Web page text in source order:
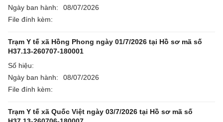
Ngày ban hành:
08/07/2026
File đính kèm:
Trạm Y tế xã Hồng Phong ngày 01/7/2026 tại Hồ sơ mã số
H37.13-260707-180001
Số hiệu:
Ngày ban hành:
08/07/2026
File đính kèm:
Trạm Y tế xã Quốc Việt ngày 03/7/2026 tại Hồ sơ mã số